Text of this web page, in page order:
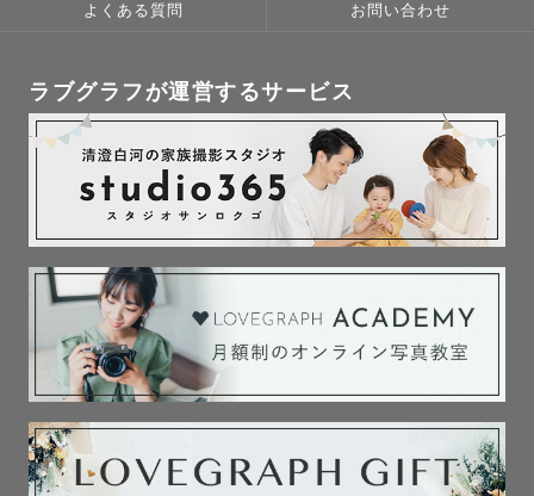
よくある質問 お問い合わせ
ラブグラフが運営するサービス